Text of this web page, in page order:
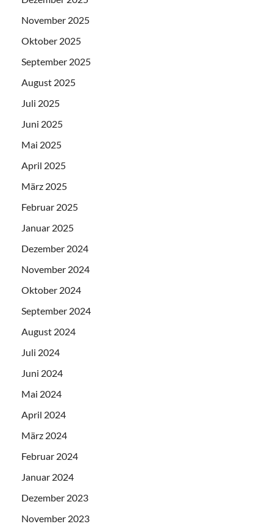
November 2025
Oktober 2025
September 2025
August 2025
Juli 2025
Juni 2025
Mai 2025
April 2025
März 2025
Februar 2025
Januar 2025
Dezember 2024
November 2024
Oktober 2024
September 2024
August 2024
Juli 2024
Juni 2024
Mai 2024
April 2024
März 2024
Februar 2024
Januar 2024
Dezember 2023
November 2023